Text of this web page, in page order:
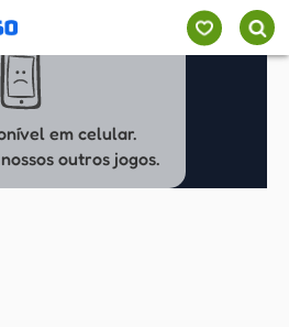
em celular.
outros jogos.